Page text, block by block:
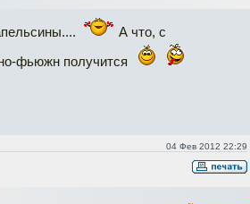
А что, с
фьюжн получится
04 Фев 2012 22:29